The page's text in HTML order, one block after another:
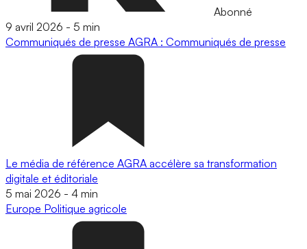
Abonné
9 avril 2026 - 5 min
Communiqués de presse AGRA : Communiqués de presse
Le média de référence AGRA accélère sa transformation
digitale et éditoriale
5 mai 2026 - 4 min
Europe Politique agricole